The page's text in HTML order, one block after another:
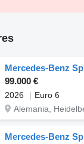
99.000 €
2026
Euro 6
Alemania,